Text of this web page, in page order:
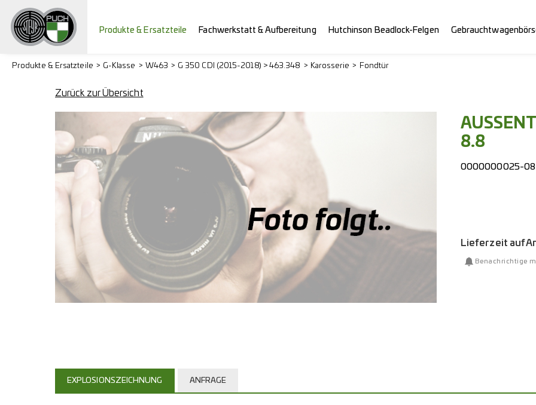
Produkte & Ersatzteile Fachwerkstatt & Aufbereitung Hutchinson Beadlock-Felgen
Produkte & Ersatzteile G-Klasse W463 G 350 CDI (2015-2018) > 463.348 Karosserie Fondtür
Zurück zur Übersicht
8.8
0000000025-08
Lieferzeit auf
Benachrichtige
EXPLOSIONSZEICHNUNG ANFRAGE